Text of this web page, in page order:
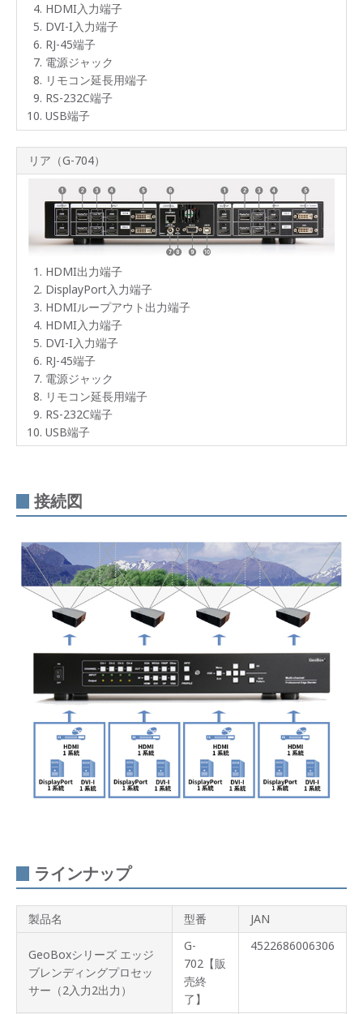
HDMI入力端子
DVI-I入力端子
RJ-45端子
電源ジャック
リモコン延長用端子
RS-232C端子
USB端子
リア（G-704）
HDMI出力端子
DisplayPort入力端子
HDMIループアウト出力端子
HDMI入力端子
DVI-I入力端子
RJ-45端子
電源ジャック
リモコン延長用端子
RS-232C端子
USB端子
接続図
ラインナップ
製品名 型番 JAN
GeoBoxシリーズ エッジ
ブレンディングプロセッ
サー（2入力2出力）
G-
702【販
売終
了】
4522686006306